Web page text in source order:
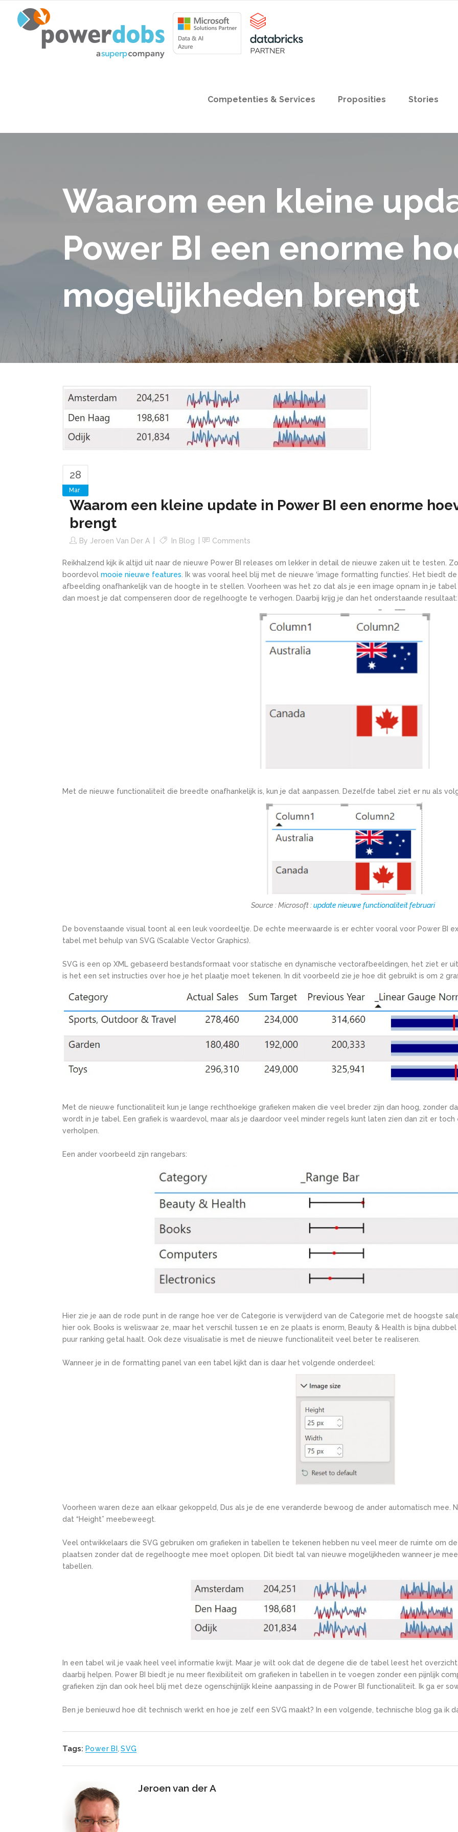
Competenties & Services Proposities Stories
Waarom een kleine
Power BI een enorme
mogelijkheden brengt
28
Mar
Waarom een kleine update in Power BI een enorme
brengt
By Jeroen Van Der A In Blog Comments
Reikhalzend kijk ik altijd uit naar de nieuwe Power BI releases om lekker in detail de nieuwe zaken uit te testen.
boordevol mooie nieuwe features . Ik was vooral heel blij met de nieuwe ‘image formatting functies’. Het biedt
afbeelding onafhankelijk van de hoogte in te stellen. Voorheen was het zo dat als je een image opnam in je
dan moest je dat compenseren door de regelhoogte te verhogen. Daarbij krijg je dan het onderstaande resultaat:
Met de nieuwe functionaliteit die breedte onafhankelijk is, kun je dat aanpassen. Dezelfde tabel ziet er nu als
Source :Microsoft :update nieuwe functionaliteit februari
De bovenstaande visual toont al een leuk voordeeltje . De echte meerwaarde is er echter vooral voor Power BI
tabel met behulp van SVG (Scalable Vector Graphics)
SVG is een op XML gebaseerd bestandsformaat voor statische en dynamische vectorafbeeldingen, het ziet er uit
is het een set instructies over hoe je het plaatje moet tekenen
In dit voorbeeld zie je hoe dit gebruikt is om 2
Met de nieuwe functionaliteit kun je lange rechthoekige grafieken maken die veel breder zijn dan hoog, zonder
wordt in je tabel. Een grafiek is waardevol, maar als je daardoor veel minder regels kunt laten zien dan zit er toch
verholpen.
Een ander voorbeeld zijn rangebars:
Hier zie je aan de rode punt in de range hoe ver de Categorie is verwijderd van de Categorie met de hoogste
hier ook. Books is weliswaar 2e , maar het verschil tussen 1e en 2e plaats is enorm, Beauty & Health is bijna
puur ranking getal haalt. Ook deze visualisatie is met de nieuwe functionaliteit veel beter te realiseren.
Wanneer je in de formatting panel van een tabel kijkt dan is daar het volgende onderdeel:
Voorheen waren deze aan elkaar gekoppeld, Dus als je de ene veranderde bewoog de ander automatisch mee.
dat “Height” meebeweegt.
Veel ontwikkelaars die SVG gebruiken om grafieken in tabellen te tekenen hebben nu veel meer de ruimte om
plaatsen zonder dat de regelhoogte mee moet oplopen. Dit biedt tal van nieuwe mogelijkheden wanneer je
tabellen.
In een tabel wil je vaak heel veel informatie kwijt. Maar je wilt ook dat de degene die de tabel leest het
daarbij helpen.
Power BI biedt je nu meer flexibiliteit om grafieken in tabellen in te voegen zonder een pijnlijk
grafieken zijn dan ook heel blij met deze ogenschijnlijk kleine aanpassing in de Power BI functionaliteit. Ik ga er
Ben je benieuwd hoe dit technisch werkt en hoe je zelf een SVG maakt? In een volgende, technische blog ga ik
Tags: Power BI SVG
Jeroen van der A